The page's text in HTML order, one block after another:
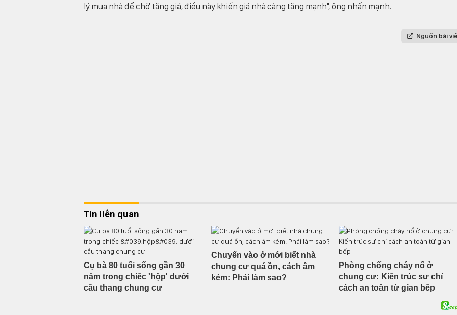
lý mua nhà để chờ tăng giá, điều này khiến giá nhà càng tăng mạnh", ông nhấn mạnh.
Nguồn bài
Tin liên quan
Cụ bà 80 tuổi sống gần 30
năm trong chiếc 'hộp' dưới
cầu thang chung cư
Chuyển vào ở mới biết nhà
chung cư quá ồn, cách âm
kém: Phải làm sao?
Phòng chống cháy nổ ở
chung cư: Kiến trúc sư chỉ
cách an toàn từ gian bếp